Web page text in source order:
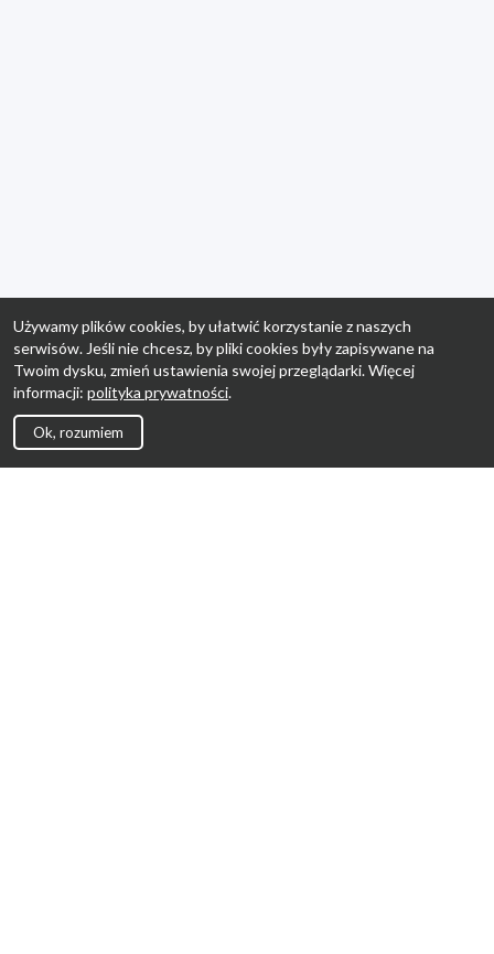
Używamy plików cookies, by ułatwić korzystanie z naszych
serwisów. Jeśli nie chcesz, by pliki cookies były zapisywane na
Twoim dysku, zmień ustawienia swojej przeglądarki. Więcej
informacji: polityka prywatności.
Ok, rozumiem